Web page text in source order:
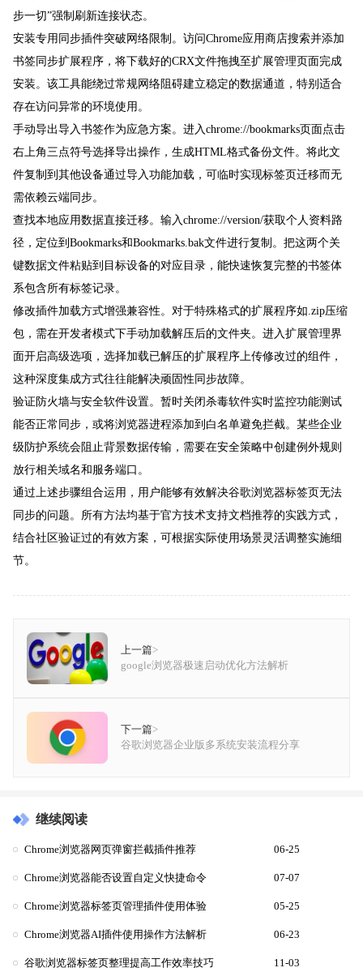
步一切”强制刷新连接状态。
安装专用同步插件突破网络限制。访问Chrome应用商店搜索并添加
书签同步扩展程序，将下载好的CRX文件拖拽至扩展管理页面完成
安装。该工具能绕过常规网络阻碍建立稳定的数据通道，特别适合
存在访问异常的环境使用。
手动导出导入书签作为应急方案。进入chrome://bookmarks页面点击
右上角三点符号选择导出操作，生成HTML格式备份文件。将此文
件复制到其他设备通过导入功能加载，可临时实现标签页迁移而无
需依赖云端同步。
查找本地应用数据直接迁移。输入chrome://version/获取个人资料路
径，定位到Bookmarks和Bookmarks.bak文件进行复制。把这两个关
键数据文件粘贴到目标设备的对应目录，能快速恢复完整的书签体
系包含所有标签记录。
修改插件加载方式增强兼容性。对于特殊格式的扩展程序如.zip压缩
包，需在开发者模式下手动加载解压后的文件夹。进入扩展管理界
面开启高级选项，选择加载已解压的扩展程序上传修改过的组件，
这种深度集成方式往往能解决顽固性同步故障。
验证防火墙与安全软件设置。暂时关闭杀毒软件实时监控功能测试
能否正常同步，或将浏览器进程添加到白名单避免拦截。某些企业
级防护系统会阻止背景数据传输，需要在安全策略中创建例外规则
放行相关域名和服务端口。
通过上述步骤组合运用，用户能够有效解决谷歌浏览器标签页无法
同步的问题。所有方法均基于官方技术支持文档推荐的实践方式，
结合社区验证过的有效方案，可根据实际使用场景灵活调整实施细
节。
上一篇>
google浏览器极速启动优化方法解析
下一篇>
谷歌浏览器企业版多系统安装流程分享
继续阅读
Chrome浏览器网页弹窗拦截插件推荐 06-25
Chrome浏览器能否设置自定义快捷命令 07-07
Chrome浏览器标签页管理插件使用体验 05-25
Chrome浏览器AI插件使用操作方法解析 06-23
谷歌浏览器标签页整理提高工作效率技巧 11-03